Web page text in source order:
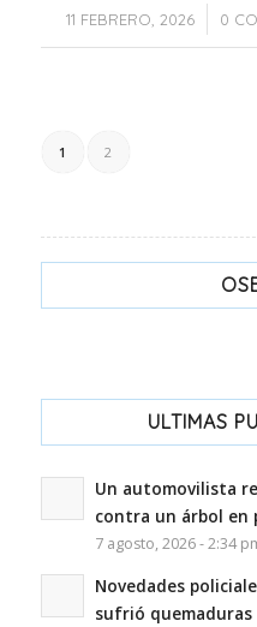
11 FEBRERO, 2026
/ 0
1 2
ULTIMAS
Un automovilista
contra un árbol en
7 agosto, 2026 - 2:34
Novedades
sufrió